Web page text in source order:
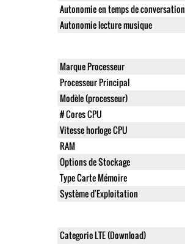
Autonomie en temps de conversation
Autonomie lecture musique
Marque Processeur
Processeur Principal
Modèle (processeur)
# Cores CPU
Vitesse horloge CPU
RAM
Options de Stockage
Type Carte Mémoire
Système d'Exploitation
Categorie LTE (Download)